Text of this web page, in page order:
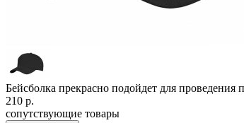
Бейсболка прекрасно подойдет для
210 р.
сопутствующие товары